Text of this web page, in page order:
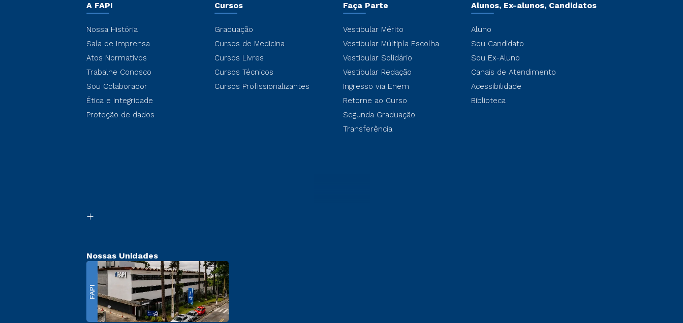
A FAPI
Nossa História
Sala de Imprensa
Atos Normativos
Trabalhe Conosco
Sou Colaborador
Ética e Integridade
Proteção de dados
Cursos
Graduação
Cursos de Medicina
Cursos Livres
Cursos Técnicos
Cursos Profissionalizantes
Faça Parte
Vestibular Mérito
Vestibular Múltipla Escolha
Vestibular Solidário
Vestibular Redação
Ingresso via Enem
Retorne ao Curso
Segunda Graduação
Transferência
Alunos, Ex-alunos, Candidatos
Aluno
Sou Candidato
Sou Ex-Aluno
Canais de Atendimento
Acessibilidade
Biblioteca
Nossas Unidades
FAPI